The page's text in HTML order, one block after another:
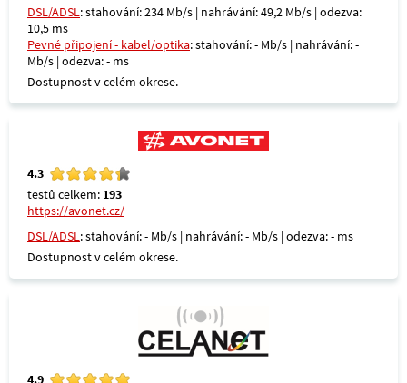
DSL/ADSL: stahování: 234 Mb/s | nahrávání: 49,2 Mb/s | odezva:
10,5 ms
Pevné připojení - kabel/optika: stahování: - Mb/s | nahrávání: -
Mb/s | odezva: - ms
Dostupnost v celém okrese.
4.3
testů celkem: 193
https://avonet.cz/
DSL/ADSL: stahování: - Mb/s | nahrávání: - Mb/s | odezva: - ms
Dostupnost v celém okrese.
4.9